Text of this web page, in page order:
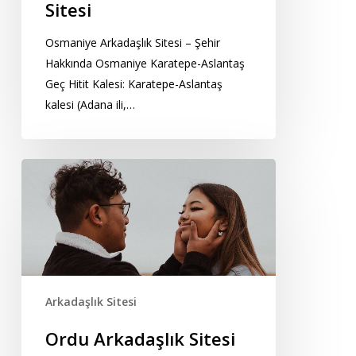
Sitesi
Osmaniye Arkadaşlık Sitesi – Şehir
Hakkında Osmaniye Karatepe-Aslantaş
Geç Hitit Kalesi: Karatepe-Aslantaş
kalesi (Adana ili,…
Arkadaşlık
Arkadaşlık Sitesi
Ordu Arkadaşlık Sitesi